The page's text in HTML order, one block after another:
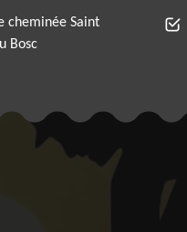
cheminée Saint
Bosc